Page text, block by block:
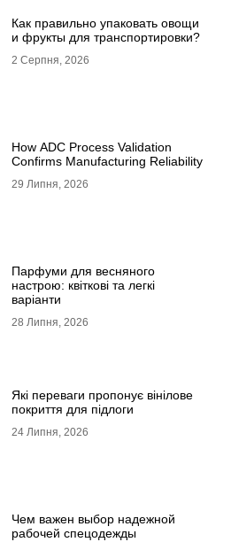
Как правильно упаковать овощи
и фрукты для транспортировки?
2 Серпня, 2026
How ADC Process Validation
Confirms Manufacturing Reliability
29 Липня, 2026
Парфуми для весняного
настрою: квіткові та легкі
варіанти
28 Липня, 2026
Які переваги пропонує вінілове
покриття для підлоги
24 Липня, 2026
Чем важен выбор надежной
рабочей спецодежды